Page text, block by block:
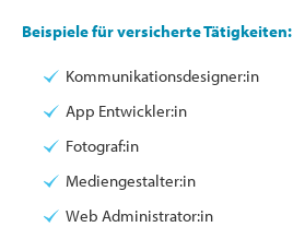
Beispiele für versicherte Tätigkeiten:
Kommunikationsdesigner:in
App Entwickler:in
Fotograf:in
Mediengestalter:in
Web Administrator:in